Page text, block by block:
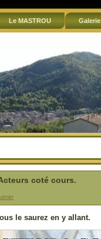
Le MASTROU Galerie
coté cours.
le saurez en y allant.